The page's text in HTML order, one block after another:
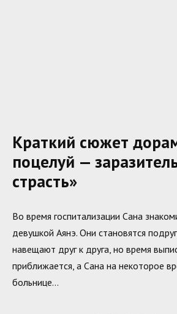
Краткий сюжет
поцелуй —
страсть»
Во время госпитализации Сана
девушкой Аянэ. Они становятся
навещают друг к друга, но время
приближается, а Сана на некоторое
больнице…